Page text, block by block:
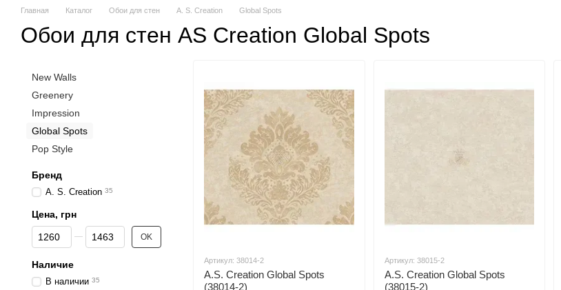
Главная Каталог Обои для стен A. S. Creation Global Spots
Обои для стен AS Creation Global Spots
Артикул: 38014-2
A.S. Creation Global Spots
(38014-2)
Артикул: 38015-2
A.S. Creation Global Spots
(38015-2)
New Walls
Greenery
Impression
Global Spots
Pop Style
Бренд
A. S. Creation 35
Цена, грн
От Цена, грн
До Цена, грн OK
Наличие
В наличии 35